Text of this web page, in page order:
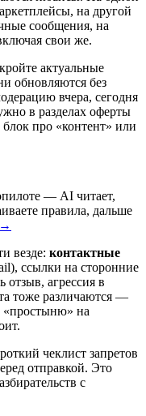
на другой
сообщения, на
свои же.
актуальные
обновляются без
вчера, сегодня
в разделах оферты
про «контент» или
— AI читает,
правила, дальше
везде: контактные
ссылки на сторонние
агрессия в
тоже различаются —
«простыню» на
чеклист запретов
отправкой. Это
с